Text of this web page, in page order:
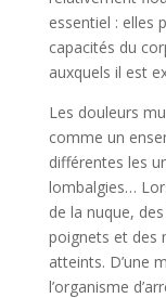
essentiel : elles
capacités du
auxquels il est
Les douleurs
comme un
différentes les
lombalgies…
de la nuque,
poignets et des
atteints. D’une
l’organisme